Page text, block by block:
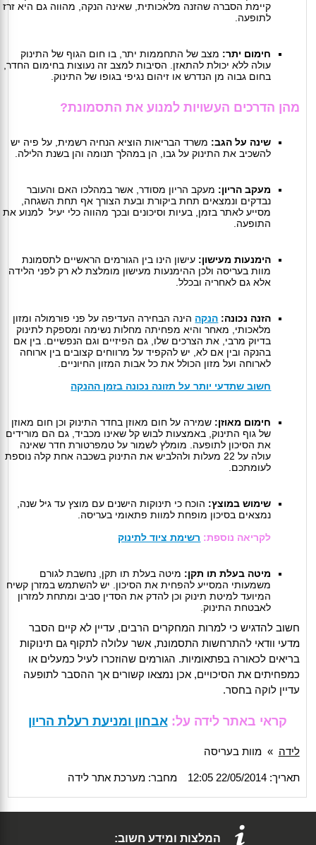
קיימת הסברה שהזנה מלאכותית, שאינה הנקה, מהווה גם היא זרז
לתופעה.
חימום יתר: מצב של התחממות יתר, בו חום הגוף של התינוק
עולה ללא יכולת להתאזן. הסיבות למצב זה נעוצות בחימום החדר,
בחום גבוה מן הנדרש או זיהום נגיפי בגופו של התינוק.
מהן הדרכים העשויות למנוע את התסמונת?
שינה על הגב: משרד הבריאות הוציא הנחיה רשמית, על פיה יש
להשכיב את התינוק על גבו, הן במהלך תנומה והן בשנת הלילה.
מעקב הריון: מעקב הריון מסודר, אשר במהלכו האם והעובר
נבדקים ונמצאים תחת ביקורת ובעת הצורך אף תחת השגחה,
מסייע לאתר בזמן, בעיות וסיכונים ובכך מהווה כלי יעיל למנוע את
התופעה.
הימנעות מעישון: עישון הינו בין הגורמים הראשיים לתסמונת
מוות בעריסה ולכן ההימנעות מעישון מומלצת לא רק לפני הלידה
אלא גם לאחריה ובכלל.
הזנה נכונה: הנקה הינה הבחירה העדיפה על פני פורמולה ומזון
מלאכותי, מאחר והיא מפחיתה מחלות נשימה ומספקת לתינוק
בדיוק מרבי, את הצרכים שלו, גם הפיזיים וגם הנפשיים. בין אם
בהנקה ובין אם לא, יש להקפיד על מרווחים קצובים בין ארוחה
לארוחה ועל מזון הכולל את כל אבות המזון החיוניים.
חשוב שתדעי יותר על תזונה נכונה בזמן ההנקה
חימום מאוזן: שמירה על חום מאוזן בחדר התינוק וכן חום מאוזן
של גוף התינוק, באמצעות לבוש קל שאינו מכביד, גם הם מורידים
את הסיכון לתופעה. מומלץ לשמור על טמפרטורת חדר שאינה
עולה על 22 מעלות ולהלביש את התינוק בשכבה אחת קלה נוספת
לעומתכם.
שימוש במוצץ: הוכח כי תינוקות הישנים עם מוצץ עד גיל שנה,
נמצאים בסיכון מופחת למוות פתאומי בעריסה.
לקריאה נוספת: רשימת ציוד לתינוק
מיטה בעלת תו תקן: מיטה בעלת תו תקן, נחשבת לגורם
משמעותי המסייע להפחית את הסיכון. יש להשתמש במזרן קשיח
המיועד למיטת תינוק וכן להדק את הסדין סביב ומתחת למזרון
לאבטחת התינוק.
חשוב להדגיש כי למרות המחקרים הרבים, עדיין לא קיים הסבר
מדעי וודאי להתרחשות התסמונת, אשר עלולה לתקוף גם תינוקות
בריאים לכאורה בפתאומיות. הגורמים שהוזכרו לעיל כמעלים או
כמפחיתים את הסיכויים, אכן נמצאו קשורים אך ההסבר לתופעה
עדיין לוקה בחסר.
קראי באתר לידה על: אבחון ומניעת רעלת הריון
לידה »מוות בעריסה
תאריך: 22/05/2014 12:05 מחבר: מערכת אתר לידה
המלצות ומידע חשוב: